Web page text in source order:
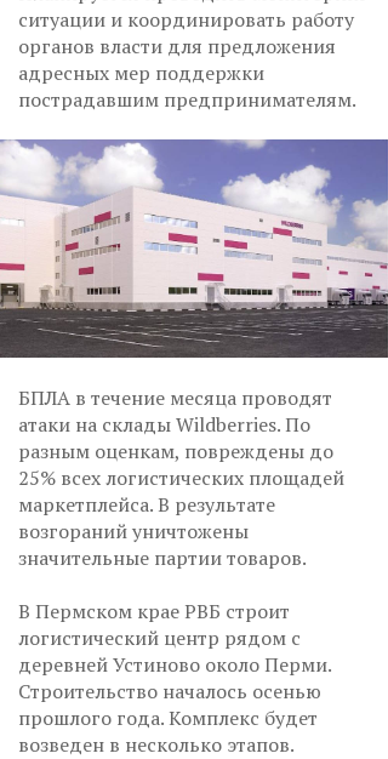
ситуации и координировать работу
органов власти для предложения
адресных мер поддержки
пострадавшим предпринимателям.
БПЛА в течение месяца проводят
атаки на склады Wildberries. По
разным оценкам, повреждены до
25% всех логистических площадей
маркетплейса. В результате
возгораний уничтожены
значительные партии товаров.
В Пермском крае РВБ строит
логистический центр рядом с
деревней Устиново около Перми.
Строительство началось осенью
прошлого года. Комплекс будет
возведен в несколько этапов.